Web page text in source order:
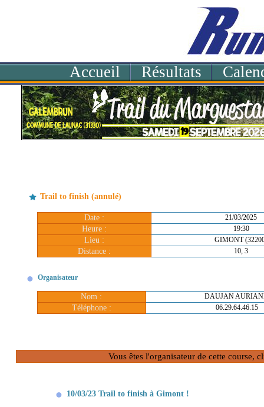
Accueil Résultats
Trail to finish (annulé)
Date : 21/03/2025
Heure : 19:30
Lieu : GIMONT
Distance : 10, 3
Organisateur
Nom : DAUJAN
Téléphone : 06.29.64.46.15
Vous êtes l'organisateur de cette course,
10/03/23 Trail to finish à Gimont !